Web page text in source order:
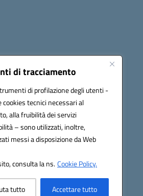
di tracciamento
di profilazione degli utenti -
tecnici necessari al
alla fruibilità dei servizi
– sono utilizzati, inoltre,
messi a disposizione da Web
consulta la ns.Cookie Policy.
tutto Accettare tutto
Seguici su: